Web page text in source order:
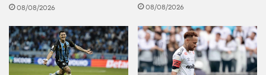
08/08/2026 08/08/2026